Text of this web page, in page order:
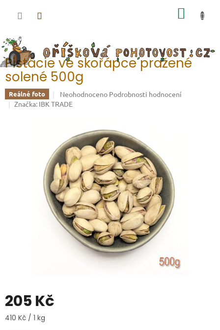
Pistácie ve skořápce pražené
solené 500g
Reálné foto Průměrné hodnocení produktu je 0,0 z 5 hvězdiček.
Neohodnoceno Podrobnosti hodnocení
Značka: IBK TRADE
205 Kč
Měrná cena:
410 Kč / 1 kg